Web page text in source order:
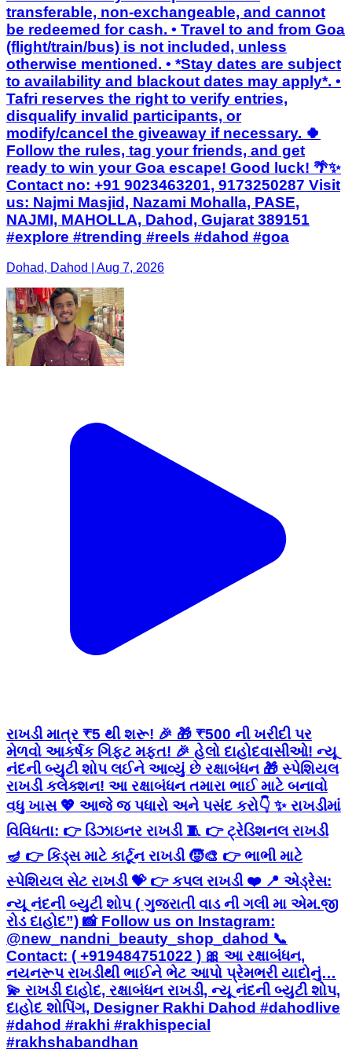
transferable, non-exchangeable, and cannot
be redeemed for cash. • Travel to and from Goa
(flight/train/bus) is not included, unless
otherwise mentioned. • *Stay dates are subject
to availability and blackout dates may apply*. •
Tafri reserves the right to verify entries,
disqualify invalid participants, or
modify/cancel the giveaway if necessary. 🍀
Follow the rules, tag your friends, and get
ready to win your Goa escape! Good luck! 🌴✨
Contact no: +91 9023463201, 9173250287 Visit
us: Najmi Masjid, Nazami Mohalla, PASE,
NAJMI, MAHOLLA, Dahod, Gujarat 389151
#explore #trending #reels #dahod #goa
Dohad, Dahod | Aug 7, 2026
રાખડી માત્ર ₹5 થી શરૂ! 🎉 🎁 ₹500 ની ખરીદી પર
મેળવો આકર્ષક ગિફ્ટ મફત! 🎉 હેલો દાહોદવાસીઓ! ન્યૂ
નંદની બ્યુટી શોપ લઈને આવ્યું છે રક્ષાબંધન 🎁 સ્પેશિયલ
રાખડી કલેક્શન! આ રક્ષાબંધન તમારા ભાઈ માટે બનાવો
વધુ ખાસ 💖 આજે જ પધારો અને પસંદ કરો👇 ✨ રાખડીમાં
વિવિધતા: 👉 ડિઝાઇનર રાખડી 🧵 👉 ટ્રેડિશનલ રાખડી
🪔 👉 કિડ્સ માટે કાર્ટૂન રાખડી 🧒🎨 👉 ભાભી માટે
સ્પેશિયલ સેટ રાખડી 💝 👉 કપલ રાખડી ❤️ 📍 એડ્રેસ:
ન્યૂ નંદની બ્યુટી શોપ ( ગુજરાતી વાડ ની ગલી મા એમ.જી
રોડ દાહોદ”) 📸 Follow us on Instagram:
@new_nandni_beauty_shop_dahod 📞
Contact: ( +919484751022 ) 🎀 આ રક્ષાબંધન,
નયનરૂપ રાખડીથી ભાઈને ભેટ આપો પ્રેમભરી યાદોનું…
💫 રાખડી દાહોદ, રક્ષાબંધન રાખડી, ન્યૂ નંદની બ્યુટી શોપ,
દાહોદ શોપિંગ, Designer Rakhi Dahod #dahodlive
#dahod #rakhi #rakhispecial
#rakhshabandhan